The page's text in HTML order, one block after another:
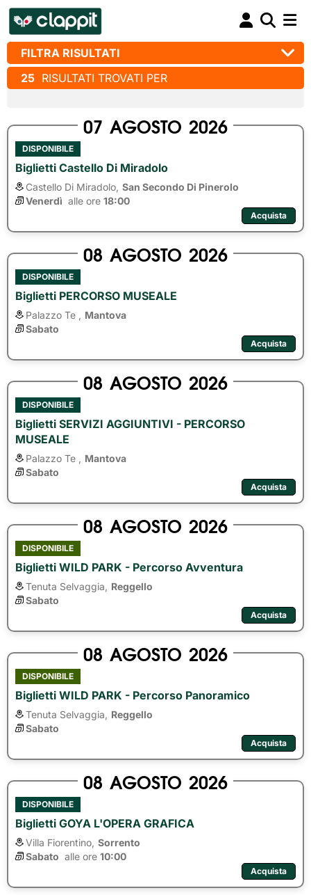
FILTRA RISULTATI
25 RISULTATI TROVATI PER
07 AGOSTO 2026
DISPONIBILE
Biglietti Castello Di Miradolo
Castello Di Miradolo, San Secondo Di Pinerolo
Venerdì alle ore 18:00
Acquista
08 AGOSTO 2026
DISPONIBILE
Biglietti PERCORSO MUSEALE
Palazzo Te ,
Mantova
Sabato
Acquista
08 AGOSTO 2026
DISPONIBILE
Biglietti SERVIZI AGGIUNTIVI - PERCORSO
MUSEALE
Palazzo Te ,
Mantova
Sabato
Acquista
08 AGOSTO 2026
DISPONIBILE
Biglietti WILD PARK - Percorso Avventura
Tenuta Selvaggia,
Reggello
Sabato
Acquista
08 AGOSTO 2026
DISPONIBILE
Biglietti WILD PARK - Percorso Panoramico
Tenuta Selvaggia,
Reggello
Sabato
Acquista
08 AGOSTO 2026
DISPONIBILE
Biglietti GOYA L'OPERA GRAFICA
Villa Fiorentino, Sorrento
Sabato alle ore 10:00
Acquista